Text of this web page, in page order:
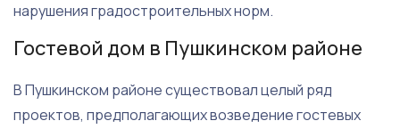
нарушения градостроительных норм.
Гостевой дом в Пушкинском районе
В Пушкинском районе существовал целый ряд
проектов, предполагающих возведение гостевых